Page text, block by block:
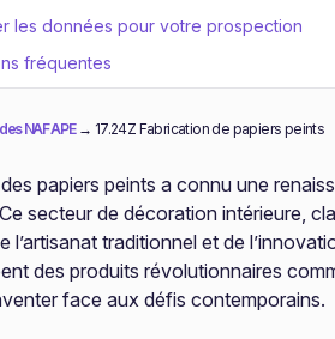
les données pour votre prospection
fréquentes
NAF APE→ 17.24Z Fabrication de papiers peints
des papiers peints a connu une
secteur de décoration intérieure,
l’artisanat traditionnel et de
des produits révolutionnaires
face aux défis contemporains.